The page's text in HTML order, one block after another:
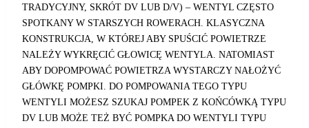
TRADYCYJNY, SKRÓT DV LUB D/V) – WENTYL CZĘSTO
SPOTKANY W STARSZYCH ROWERACH. KLASYCZNA
KONSTRUKCJA, W KTÓREJ ABY SPUŚCIĆ POWIETRZE
NALEŻY WYKRĘCIĆ GŁOWICĘ WENTYLA. NATOMIAST
ABY DOPOMPOWAĆ POWIETRZA WYSTARCZY NAŁOŻYĆ
GŁÓWKĘ POMPKI. DO POMPOWANIA TEGO TYPU
WENTYLI MOŻESZ SZUKAJ POMPEK Z KOŃCÓWKĄ TYPU
DV LUB MOŻE TEŻ BYĆ POMPKA DO WENTYLI TYPU